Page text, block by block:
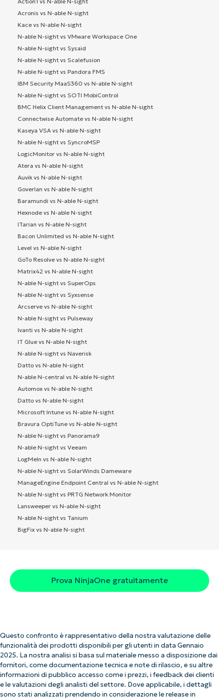
Acronis vs N-able N-sight
Kace vs N-able N-sight
N-able N-sight vs VMware Workspace One
N-able N-sight vs Sysaid
N-able N-sight vs Scalefusion
N-able N-sight vs Pandora FMS
IBM Security MaaS360 vs N-able N-sight
N-able N-sight vs SOTI MobiControl
BMC Helix Client Management vs N-able N-sight
Connectwise Automate vs N-able N-sight
Kaseya VSA vs N-able N-sight
N-able N-sight vs SyncroMSP
LogicMonitor vs N-able N-sight
Atera vs N-able N-sight
Auvik vs N-able N-sight
Goverlan vs N-able N-sight
Baramundi vs N-able N-sight
Hexnode vs N-able N-sight
ITarian vs N-able N-sight
Bacon Unlimited vs N-able N-sight
Level vs N-able N-sight
GoTo Resolve vs N-able N-sight
Matrix42 vs N-able N-sight
N-able N-sight vs SuperOps
N-able N-sight vs Syxsense
Arcserve vs N-able N-sight
N-able N-sight vs Pulseway
Ivanti vs N-able N-sight
IT Glue vs N-able N-sight
N-able N-sight vs Naverisk
Datto vs N-able N-sight
N-able N-central vs N-able N-sight
Automox vs N-able N-sight
Datto vs N-able N-sight
Microsoft Intune vs N-able N-sight
Bravura OptiTune vs N-able N-sight
N-able N-sight vs Panorama9
N-able N-sight vs Veeam
LogMeIn vs N-able N-sight
N-able N-sight vs SolarWinds Dameware
ManageEngine Endpoint Central vs N-able N-sight
N-able N-sight vs PRTG Network Monitor
Lansweeper vs N-able N-sight
N-able N-sight vs Tanium
BigFix vs N-able N-sight
Prova NinjaOne gratuitamente
Questo confronto è rappresentativo della nostra valutazione delle
funzionalità dei prodotti disponibili per gli utenti in data Gennaio
2025. La nostra analisi si basa sul materiale messo a disposizione dai
fornitori, come documentazione tecnica e note di rilascio, e su altre
informazioni di pubblico accesso come i prezzi, i feedback dei clienti
e le valutazioni degli analisti del settore. Dove applicabile, i dettagli
sono stati analizzati prendendo in considerazione le release in